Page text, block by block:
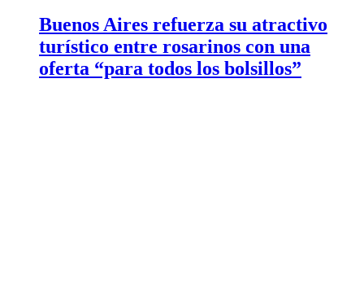
Buenos Aires refuerza su atractivo
turístico entre rosarinos con una
oferta “para todos los bolsillos”